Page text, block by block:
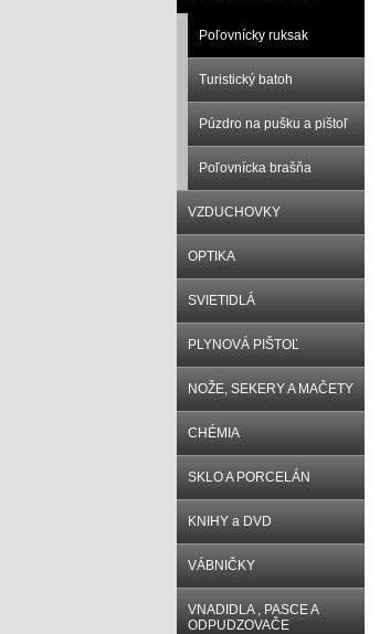
Poľovnícky ruksak
Turistický batoh
Púzdro na pušku a pištoľ
Poľovnícka brašňa
VZDUCHOVKY
OPTIKA
SVIETIDLÁ
PLYNOVÁ PIŠTOĽ
NOŽE, SEKERY A MAČETY
CHÉMIA
SKLO A PORCELÁN
KNIHY a DVD
VÁBNIČKY
VNADIDLA , PASCE A
ODPUDZOVAČE